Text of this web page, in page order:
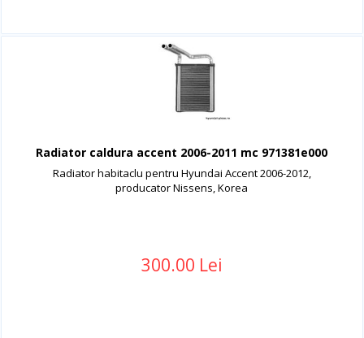
Radiator caldura accent 2006-2011 mc 971381e000
Radiator habitaclu pentru Hyundai Accent 2006-2012,
producator Nissens, Korea
300.00 Lei